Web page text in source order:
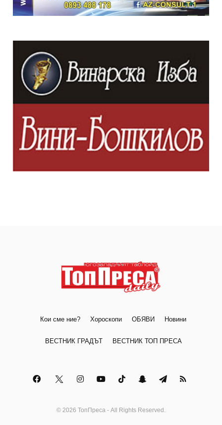
Кои сме ние? Хороскопи ОБЯВИ Новини
ВЕСТНИК ГРАДЪТ ВЕСТНИК ТОП ПРЕСА
© 2026 ТопПреса - All Rights Reserved.